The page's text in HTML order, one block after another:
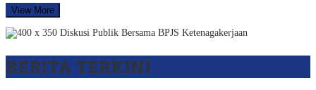
View More
BERITA TERKINI